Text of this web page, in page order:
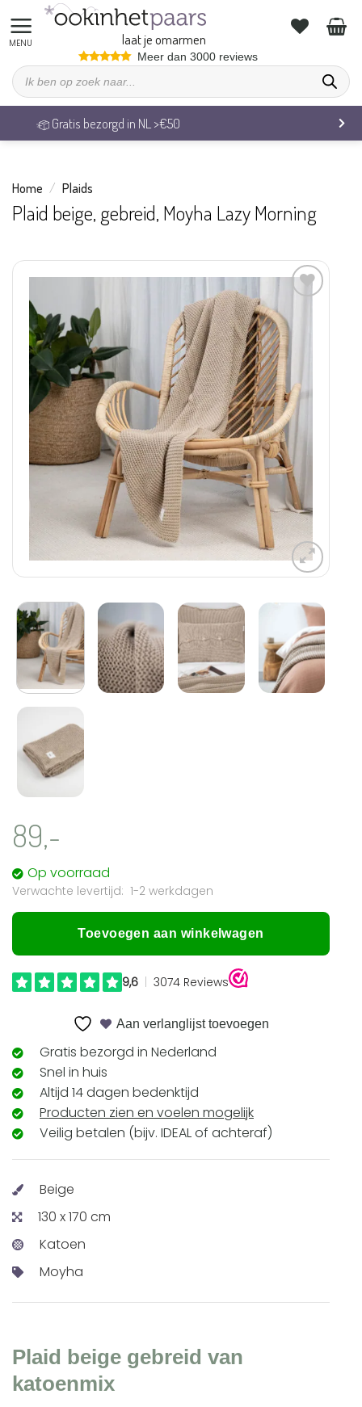
naar
inhoud
laat je omarmen
Meer dan 3000 reviews
Producten
zoeken
Veilig betalen & 14 dagen retourrecht
Home / Plaids
Plaid beige, gebreid, Moyha Lazy Morning
verlanglijst
toevoegen
89,-
Op voorraad
1-2 werkdagen
Toevoegen aan winkelwagen
Aan verlanglijst toevoegen
Gratis bezorgd in Nederland
Snel in huis
Altijd 14 dagen bedenktijd
Producten zien en voelen mogelijk
Veilig betalen (bijv. IDEAL of achteraf)
Beige
130 x 170 cm
Katoen
Moyha
Plaid beige gebreid van
katoenmix